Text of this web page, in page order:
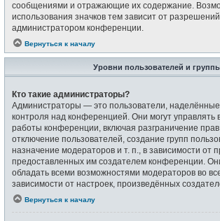
сообщениями и отражающие их содержание.
использования значков тем зависит от
администратором конференции.
Вернуться к началу
Уровни пользователей и
Кто такие администраторы?
Администраторы — это пользователи,
контроля над конференцией. Они могут управлять
работы конференции, включая разграничение прав
отключение пользователей, создание групп
назначение модераторов и т. п., в зависимости от
предоставленных им создателем конференции.
обладать всеми возможностями модераторов во
зависимости от настроек, произведённых
Вернуться к началу